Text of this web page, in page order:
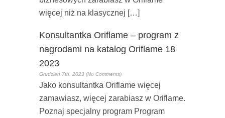
więcej niż na klasycznej […]
Konsultantka Oriflame – program z
nagrodami na katalog Oriflame 18
2023
Grudzień 7th, 2023 (No Comments)
Jako konsultantka Oriflame więcej
zamawiasz, więcej zarabiasz w Oriflame.
Poznaj specjalny program Program